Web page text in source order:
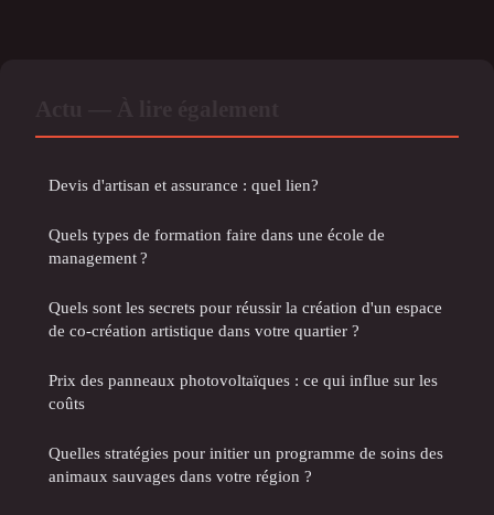
Devis d'artisan et assurance : quel lien?
Quels types de formation faire dans une école de
management ?
Quels sont les secrets pour réussir la création d'un espace
de co-création artistique dans votre quartier ?
Prix des panneaux photovoltaïques : ce qui influe sur les
coûts
Quelles stratégies pour initier un programme de soins des
animaux sauvages dans votre région ?